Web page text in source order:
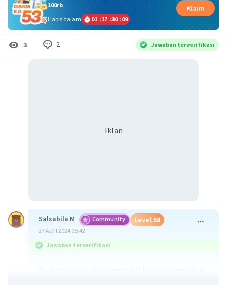
100rb
Habis dalam
01 :17 :30 :09
Klaim
3 2 Jawaban terverifikasi
Iklan
Salsabila M Community Level 58
27 April 2024 05:42
Jawaban terverifikasi